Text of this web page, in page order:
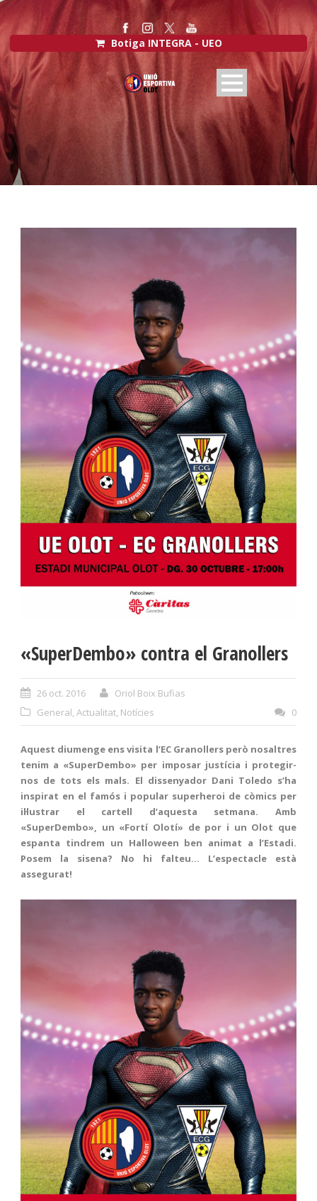
Botiga INTEGRA - UEO
«SuperDembo» contra el Granollers
26 oct. 2016
Oriol Boix Bufias
General Actualitat Notícies 0
Aquest diumenge ens visita l’EC Granollers però nosaltres
tenim a «SuperDembo» per imposar justícia i protegir-
nos de tots els mals. El dissenyador Dani Toledo s’ha
inspirat en el famós i popular superheroi de còmics per
il·lustrar el cartell d’aquesta setmana. Amb
«SuperDembo», un «Fortí Olotí» de por i un Olot que
espanta tindrem un Halloween ben animat a l’Estadi.
Posem la sisena? No hi falteu… L’espectacle està
assegurat!